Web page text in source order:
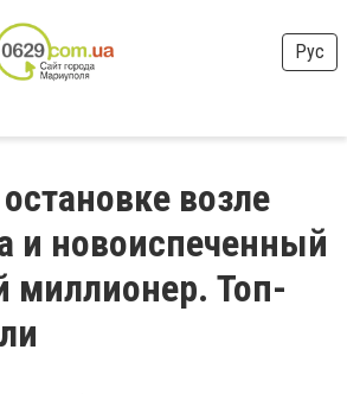
Рус
возле
и новоиспеченный
миллионер. Топ-